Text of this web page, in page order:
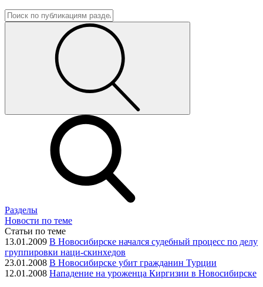
Разделы
Новости по теме
Статьи по теме
13.01.2009 В Новосибирске начался судебный процесс по делу
группировки наци-скинхедов
23.01.2008 В Новосибирске убит гражданин Турции
12.01.2008 Нападение на уроженца Киргизии в Новосибирске